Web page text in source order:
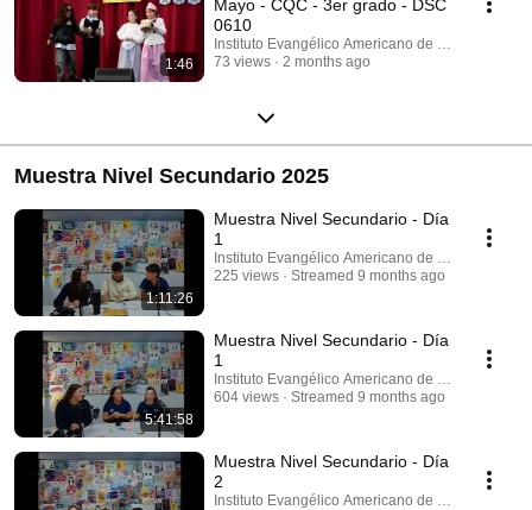
1:46
Mayo - CQC - 3er grado - DSC
0610
Instituto Evangélico Americano de Villa del
73 views
2 months ago
Muestra Nivel Secundario 2025
1:11:26
Muestra Nivel Secundario - Día
1
Instituto Evangélico Americano de Villa del
225 views
Streamed 9 months ago
5:41:58
Muestra Nivel Secundario - Día
1
Instituto Evangélico Americano de Villa del
604 views
Streamed 9 months ago
Muestra Nivel Secundario - Día
2
Instituto Evangélico Americano de Villa del